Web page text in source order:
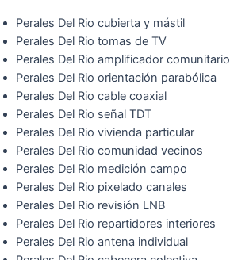
Perales Del Rio cubierta y mástil
Perales Del Rio tomas de TV
Perales Del Rio amplificador comunitario
Perales Del Rio orientación parabólica
Perales Del Rio cable coaxial
Perales Del Rio señal TDT
Perales Del Rio vivienda particular
Perales Del Rio comunidad vecinos
Perales Del Rio medición campo
Perales Del Rio pixelado canales
Perales Del Rio revisión LNB
Perales Del Rio repartidores interiores
Perales Del Rio antena individual